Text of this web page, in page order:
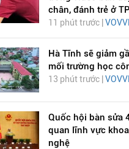
chân, đánh trẻ ở
11 phút trước |
Hà Tĩnh sẽ giảm
mối trường học
13 phút trước |
Quốc hội bàn sửa
quan lĩnh vực
nghệ